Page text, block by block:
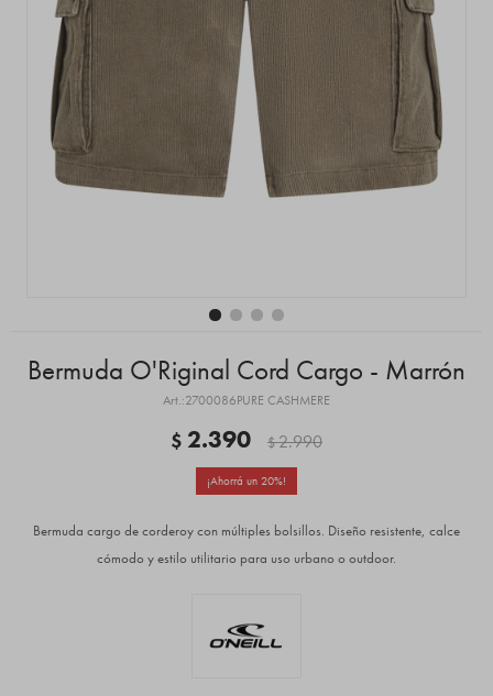
Bermuda O'Riginal Cord Cargo - Marrón
2700086PURE CASHMERE
$ 2.390 $2.990
20
Bermuda cargo de corderoy con múltiples bolsillos. Diseño resistente, calce
cómodo y estilo utilitario para uso urbano o outdoor.